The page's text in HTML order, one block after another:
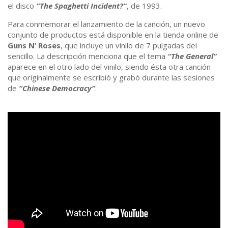
el disco “The Spaghetti Incident?”, de 1993.
Para conmemorar el lanzamiento de la canción, un nuevo
conjunto de productos está disponible en la tienda online de
Guns N’ Roses, que incluye un vinilo de 7 pulgadas del
sencillo. La descripción menciona que el tema “The General”
aparece en el otro lado del vinilo, siendo ésta otra canción
que originalmente se escribió y grabó durante las sesiones
de “Chinese Democracy”.